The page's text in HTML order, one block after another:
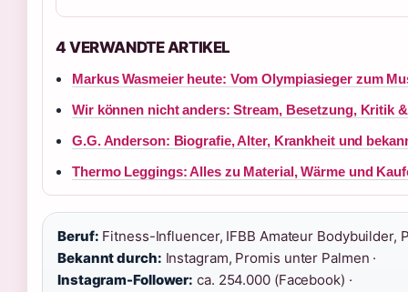
4 VERWANDTE ARTIKEL
Markus Wasmeier heute: Vom Olympiasieger zum
Wir können nicht anders: Stream, Besetzung, Kritik
G.G. Anderson: Biografie, Alter, Krankheit und
Thermo Leggings: Alles zu Material, Wärme und
Beruf: Fitness-Influencer, IFBB Amateur Bodybuilder,
Bekannt durch: Instagram, Promis unter Palmen ·
Instagram-Follower: ca. 254.000 (Facebook) ·